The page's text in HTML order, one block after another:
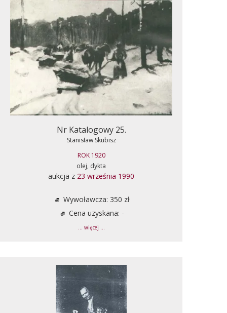
Nr Katalogowy 25.
Stanisław Skubisz
ROK 1920
olej, dykta
aukcja z 23 września 1990
Wywoławcza: 350 zł
Cena uzyskana: -
... więcej ...